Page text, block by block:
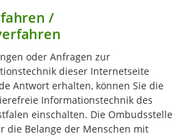
/
oder Anfragen zur
dieser Internetseite
Antwort erhalten, können Sie die
Informationstechnik des
einschalten. Die Ombudsstelle
die Belange der Menschen mit